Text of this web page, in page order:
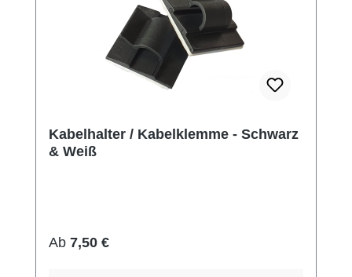
Kabelhalter / Kabelklemme - Schwarz
& Weiß
Regulärer Preis:
Ab 7,50 €